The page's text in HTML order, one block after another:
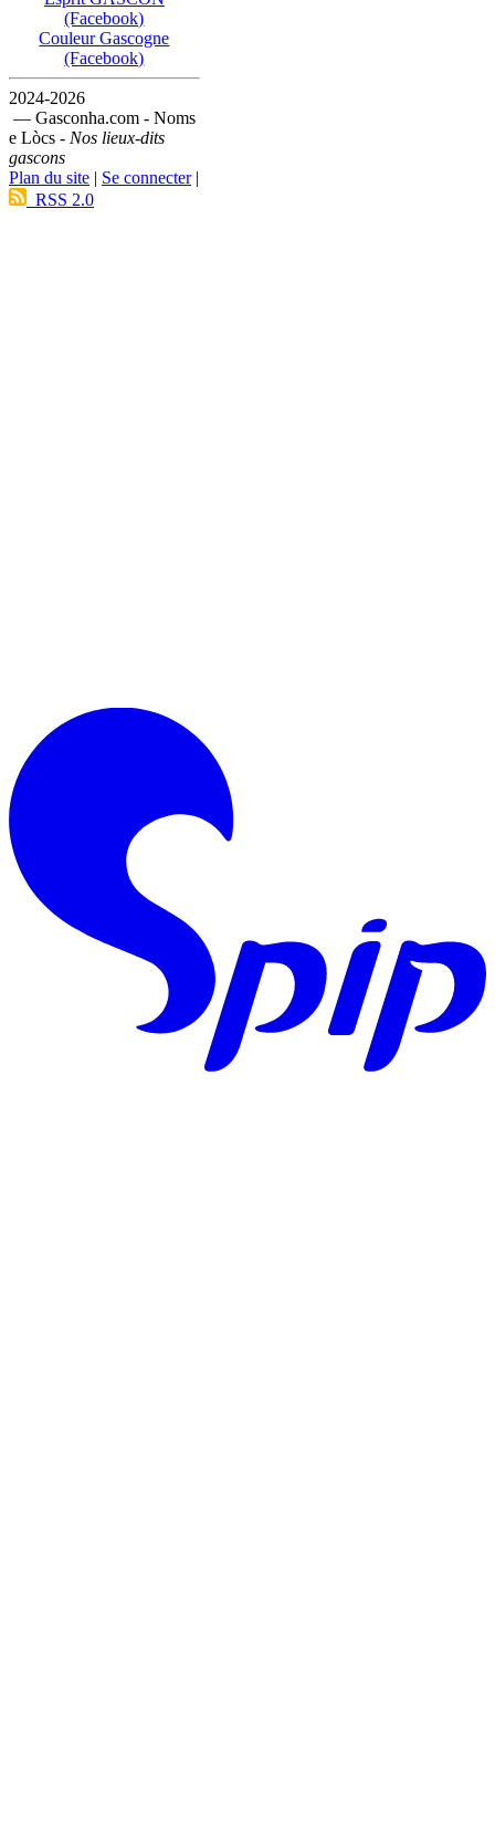
(Facebook)
Couleur Gascogne
(Facebook)
2024-2026
— Gasconha.com - Noms
e Lòcs - Nos lieux-dits
gascons
Plan du site | Se connecter|
RSS 2.0